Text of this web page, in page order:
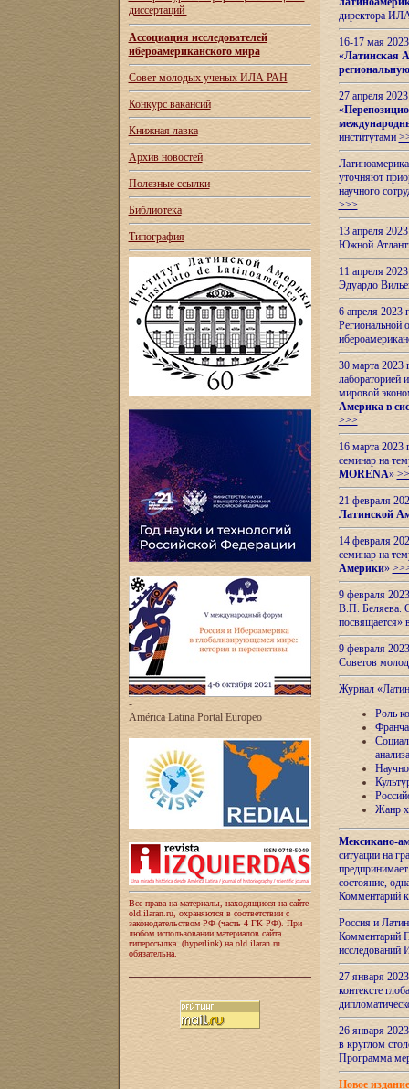
диссертаций
Ассоциация исследователей
ибероамериканского мира
Совет молодых ученых ИЛА РАН
Конкурс вакансий
Книжная лавка
Архив новостей
Полезные ссылки
Библиотека
Типография
-
América Latina Portal Europeo
Все права на материалы, находящиеся на сайте
old.ilaran.ru, охраняются в соответствии с
законодательством РФ (часть 4 ГК РФ). При
любом использовании материалов сайта
гиперссылка (hyperlink) на old.ilaran.ru
обязательна.
директора
16-17 мая
«Латинская
27 апреля
«
институтами
уточняют
научного
>>>
13 апреля
Южной
11 апреля
Эдуардо
6 апреля
Региональной
30 марта 2023
лабораторией
мировой
Америка в
>>>
16 марта 2023
семинар на
MORENA»
21 февраля
Латинской
14 февраля
семинар на
Америки»
9 февраля
В.П. Беляева.
посвящается»
9 февраля
Советов
Журнал
Роль
анализа
Жанр
Мексикано-
ситуации на
состояние,
Комментарий
Россия и
Комментарий
27 января
контексте
26 января
в круглом
Программа
Новое